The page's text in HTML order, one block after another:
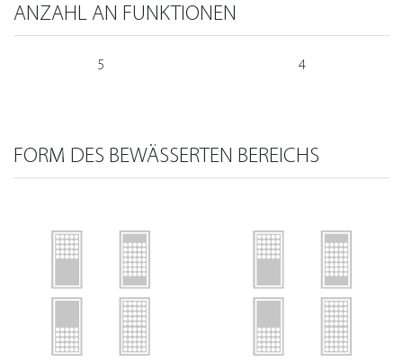
ANZAHL AN FUNKTIONEN
5 4
FORM DES BEWÄSSERTEN BEREICHS